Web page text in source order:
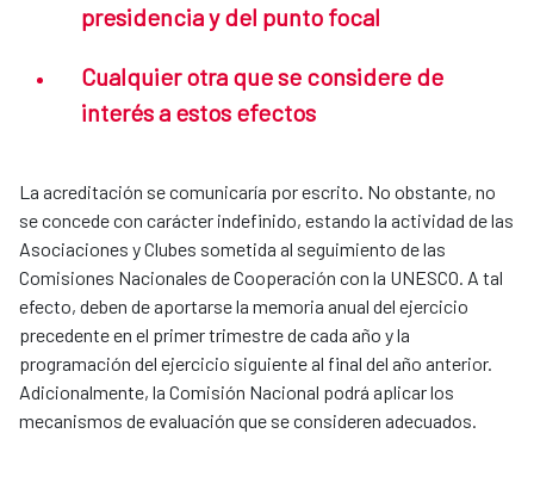
presidencia y del punto focal
Cualquier otra que se considere de
interés a estos efectos
La acreditación se comunicaría por escrito. No obstante, no
se concede con carácter indefinido, estando la actividad de las
Asociaciones y Clubes sometida al seguimiento de las
Comisiones Nacionales de Cooperación con la UNESCO. A tal
efecto, deben de aportarse la memoria anual del ejercicio
precedente en el primer trimestre de cada año y la
programación del ejercicio siguiente al final del año anterior.
Adicionalmente, la Comisión Nacional podrá aplicar los
mecanismos de evaluación que se consideren adecuados.